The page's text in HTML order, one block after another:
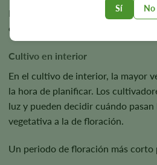
Sí No
Estas semillas pueden funcionar en
entornos, pero los motivos para
Cultivo en interior
En el cultivo de interior, la mayor
la hora de planificar. Los
luz y pueden decidir cuándo
vegetativa a la de floración.
Un periodo de floración más corto